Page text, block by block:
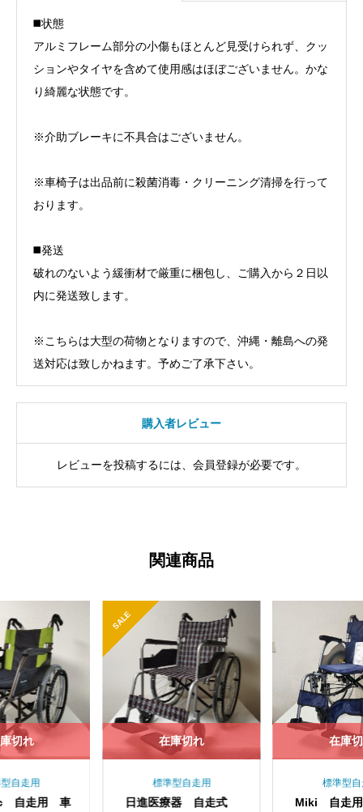
◼️状態
アルミフレーム部分の小傷もほとんど見受けられず、クッ
ションやタイヤを含めて使用感はほぼございません。かな
り綺麗な状態です。
※介助ブレーキに不具合はございません。
※車椅子は出品前に殺菌消毒・クリーニング清掃を行って
おります。
◼️発送
破れのないよう緩衝材で厳重に梱包し、ご購入から２日以
内に発送致します。
※こちらは大型の荷物となりますので、沖縄・離島への発
送対応は致しかねます。予めご了承下さい。
購入者レビュー
レビューを投稿するには、会員登録が必要です。
関連商品
自走用
自走用 車
切れ
標準型自走用
日進医療器 自走式
SALE
在庫切れ
標準型
Miki 自走
在庫